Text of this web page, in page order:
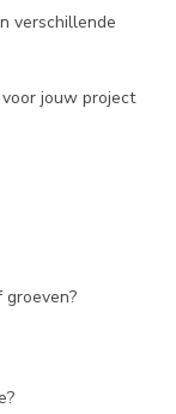
verschillende
jouw project